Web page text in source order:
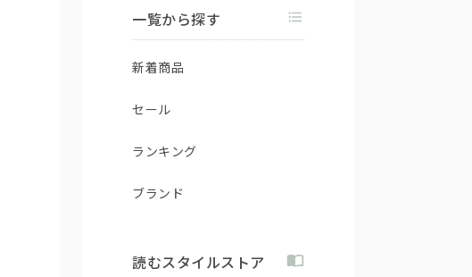
一覧から探す
新着商品
セール
ランキング
ブランド
読むスタイルストア